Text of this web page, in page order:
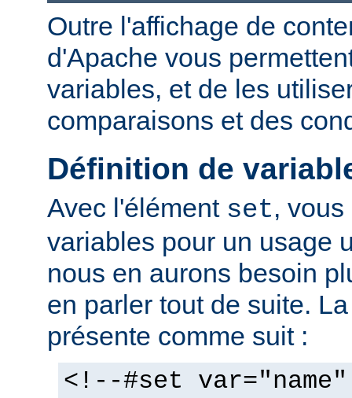
Outre l'affichage de
d'Apache vous
variables, et de les
comparaisons et des
Définition de
Avec l'élément set,
variables pour un usage
nous en aurons besoin
en parler tout de suite.
présente comme suit :
<!--#set